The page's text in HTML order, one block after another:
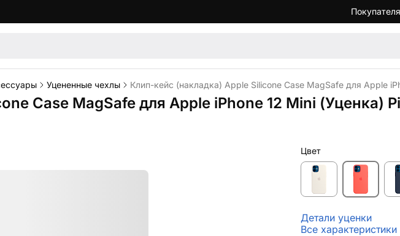
Уцененные чехлы Клип-кейс (накладка) Apple Silicone Case MagSafe для Apple
Case MagSafe для Apple iPhone 12 Mini (Уценка)
Цвет
Детали уценки
Все характеристики